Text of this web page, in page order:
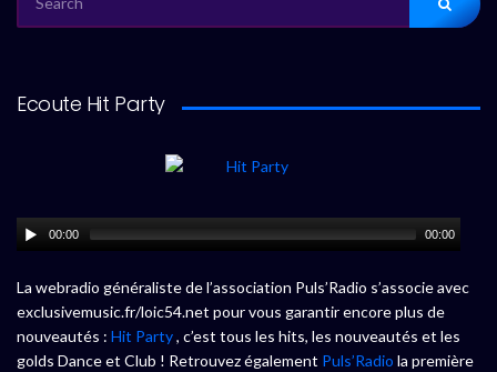
FOR:
Ecoute Hit Party
00:00 00:00
La webradio généraliste de l’association Puls’Radio s’associe avec
exclusivemusic.fr/loic54.net pour vous garantir encore plus de
nouveautés : Hit Party, c’est tous les hits, les nouveautés et les
golds Dance et Club ! Retrouvez également Puls’Radio la première